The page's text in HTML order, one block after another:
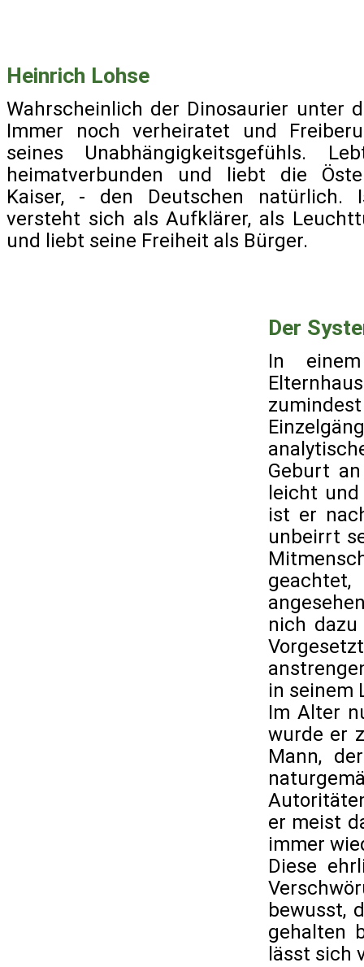
Heinrich Lohse
Wahrscheinlich der Dinosaurier unter
Immer noch verheiratet und
seines Unabhängigkeitsgefühls.
heimatverbunden und liebt die
Kaiser, - den Deutschen natürlich.
versteht sich als Aufklärer, als
und liebt seine Freiheit als Bürger.
Der
In
Geburt
leicht
ist er
unbeirrt
nich
in seinem
Im Alter
wurde er
Mann,
er meist
immer
Diese
bewusst,
gehalten
lässt sich